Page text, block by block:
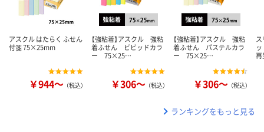
アスクル はたらく ふせん
付箋 75×25mm
￥944～ （税込）
【強粘着】アスクル 強粘
着ふせん ビビッドカラ
ー 75×25…
￥306～ （税込）
【強粘着】アスクル 強粘
着ふせん パステルカラ
ー 75×25…
￥306～ （税込）
ランキングをもっと見る